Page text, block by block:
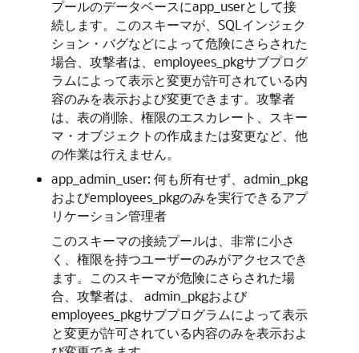
プールのデータベースにapp_userとして接
続します。このスキーマが、SQLインジェク
ション・バグなどによって危険にさらされた
場合、攻撃者は、employees_pkgサブプログ
ラムによって表示と変更が許可されている内
容のみを表示および変更できます。攻撃者
は、表の削除、権限のエスカレート、スキー
マ・オブジェクトの作成または変更など、他
の作業は行えません。
app_admin_user: 何も所有せず、admin_pkg
およびemployees_pkgのみを実行できるアプ
リケーション管理者
このスキーマの接続プールは、非常に小さ
く、権限を持つユーザーのみがアクセスでき
ます。このスキーマが危険にさらされた場
合、攻撃者は、 admin_pkgおよび
employees_pkgサブプログラムによって表示
と変更が許可されている内容のみを表示およ